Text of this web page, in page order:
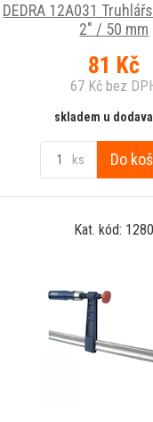
DEDRA 12A031
2" / 50 mm
81 Kč
67 Kč bez
skladem u
ks Do
Kat. kód: 1280